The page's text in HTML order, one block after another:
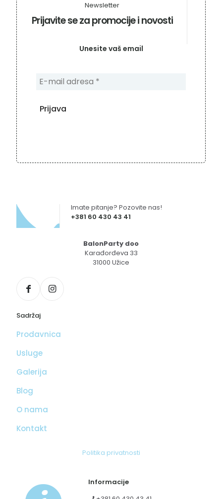
Prijavite se za promocije i novosti
Newsletter
Unesite vaš email
+381 60 430 43 41
Imate pitanje? Pozovite nas!
BalonParty doo
Karađorđeva 33
31000 Užice
Sadržaj
Prodavnica
Usluge
Galerija
Blog
O nama
Kontakt
Politika privatnosti
Informacije